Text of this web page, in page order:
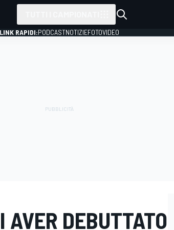
LINK RAPIDI:PODCASTNOTIZIEFOTOVIDEO
DEBUTTATO